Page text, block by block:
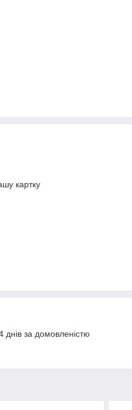
картку
за домовленістю